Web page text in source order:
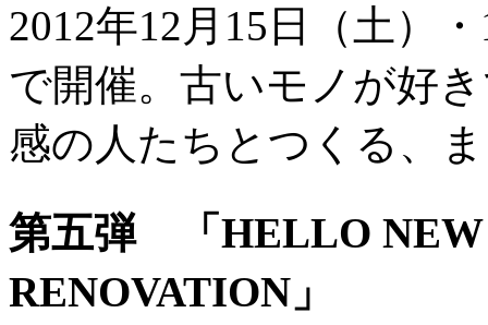
2012年12月15日（土）
で開催。古いモノが好
感の人たちとつくる、
第五弾 「HELLO NEW
RENOVATION」